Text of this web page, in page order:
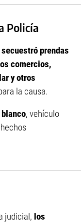
Policía
prendas
comercios,
y otros
la causa.
, vehículo
judicial, los